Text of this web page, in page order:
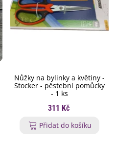
Nůžky na bylinky a květiny -
Stocker - pěstební pomůcky
- 1 ks
311 Kč
Přidat do košíku